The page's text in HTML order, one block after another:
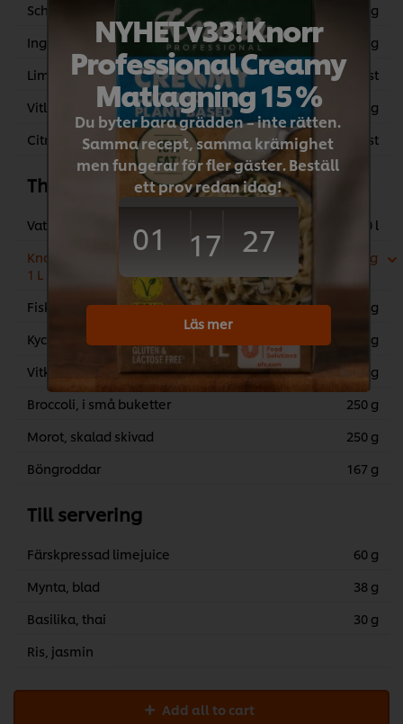
Schalottenlök, strimlad
120 g
Ingefära, färsk strimlad
30 g
Limeblad
3 st
Vitlök, skivad
20 g
Citrongräs, fint hackad
2 st
Thaicurry med kyckling
Vatten
2.50 l
Knorr Kycklingfond, koncentrerad 6 x
1 L
75 g
Fisksås (Asiatisk)
20 g
Kycklingkött, strimlat
750 g
Vitkål, strimlad
300 g
Broccoli, i små buketter
250 g
Morot, skalad skivad
250 g
Böngroddar
167 g
Till servering
Färskpressad limejuice
60 g
Mynta, blad
38 g
Basilika, thai
30 g
Ris, jasmin
Add all to cart
NYHET v33! Knorr
Professional Creamy
Matlagning 15 %
Du byter bara grädden – inte rätten.
Samma recept, samma krämighet
men fungerar för fler gäster. Beställ
ett prov redan idag!
01 17 27
Läs mer